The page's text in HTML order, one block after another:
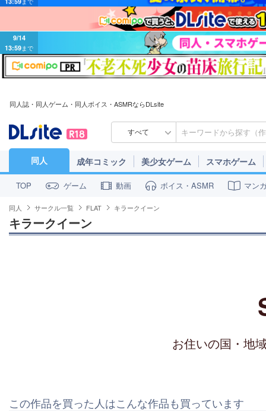
9/14
13:59まで
同人誌・同人ゲーム・同人ボイス・ASMRならDLsite
すべて
同人 成年コミック 美少女ゲーム スマホゲーム
TOP ゲーム 動画 ボイス・ASMR マン
同人 サークル一覧 FLAT キラークイーン
キラークイーン
お住いの国・地
この作品を買った人はこんな作品も買っています